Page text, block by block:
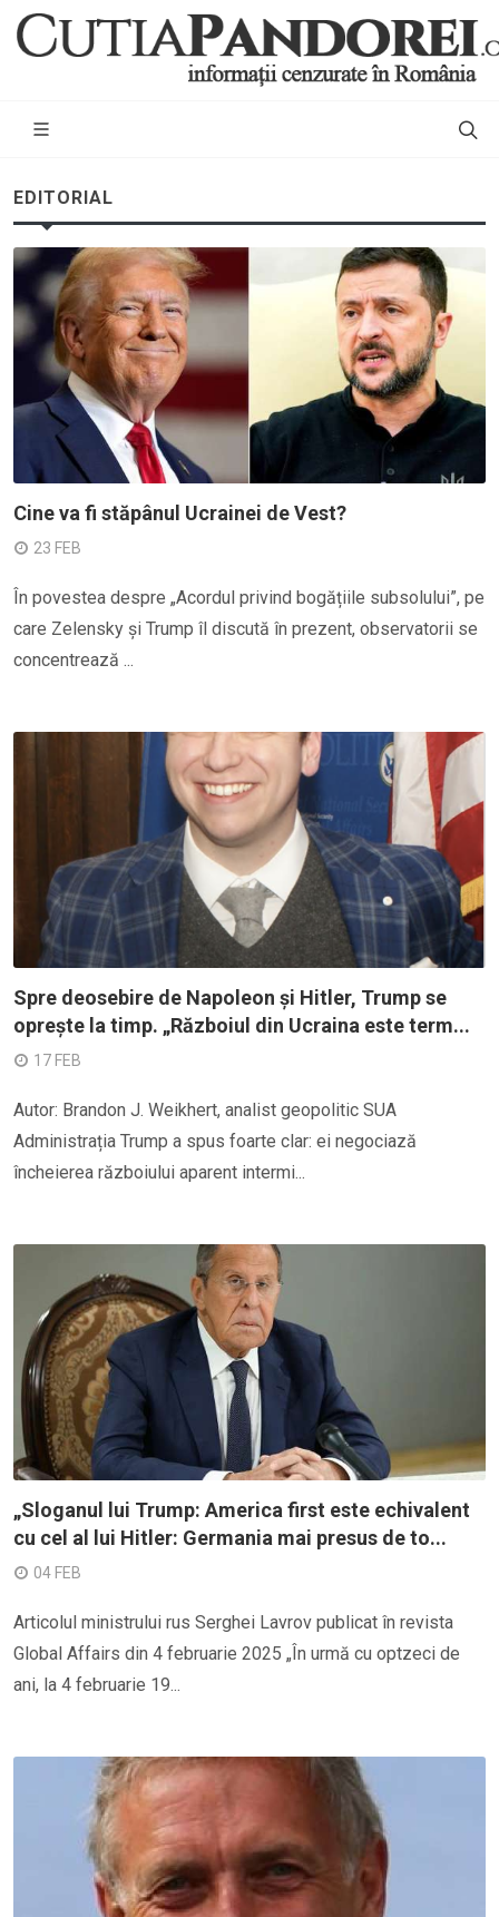
EDITORIAL
Cine va fi stăpânul Ucrainei de Vest?
23 FEB
În povestea despre „Acordul privind bogățiile subsolului”, pe
care Zelensky și Trump îl discută în prezent, observatorii se
concentrează ...
Spre deosebire de Napoleon și Hitler, Trump se
oprește la timp. „Războiul din Ucraina este term...
17 FEB
Autor: Brandon J. Weikhert, analist geopolitic SUA
Administrația Trump a spus foarte clar: ei negociază
încheierea războiului aparent intermi...
„Sloganul lui Trump: America first este echivalent
cu cel al lui Hitler: Germania mai presus de to...
04 FEB
Articolul ministrului rus Serghei Lavrov publicat în revista
Global Affairs din 4 februarie 2025 „În urmă cu optzeci de
ani, la 4 februarie 19...